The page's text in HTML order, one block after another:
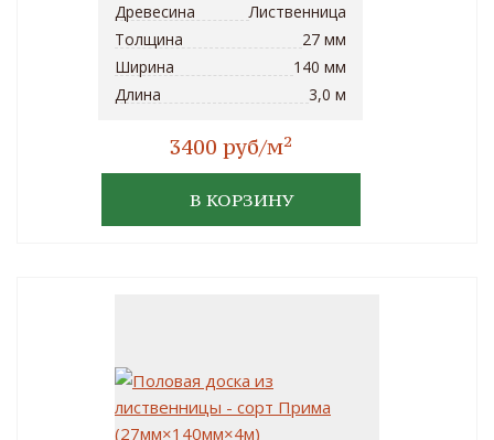
Древесина
Лиственница
Толщина
27 мм
Ширина
140 мм
Длина
3,0 м
3400 руб/м2
В КОРЗИНУ